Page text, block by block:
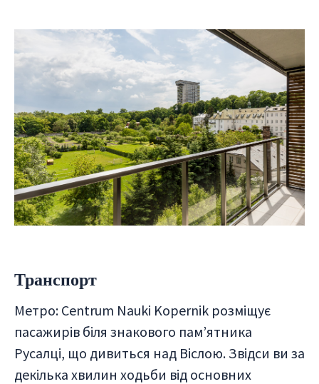
Транспорт
Метро: Centrum Nauki Kopernik розміщує
пасажирів біля знакового пам’ятника
Русалці, що дивиться над Віслою. Звідси ви за
декілька хвилин ходьби від основних